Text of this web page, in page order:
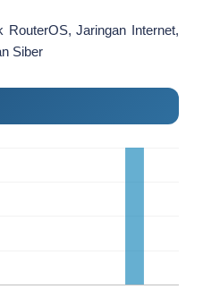
RouterOS, Jaringan Internet,
Siber